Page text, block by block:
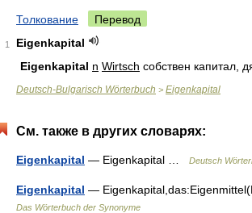
Толкование Перевод
1
Eigenkapital
Eigenkapital n Wirtsch собствен капитал,
Deutsch-Bulgarisch Wörterbuch > Eigenkapital
См. также в других словарях:
Eigenkapital — Eigenkapital … Deutsch
Eigenkapital —
Das Wörterbuch der Synonyme